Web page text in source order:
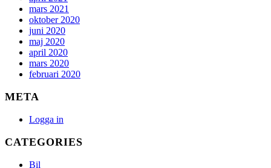
mars 2021
oktober 2020
juni 2020
maj 2020
april 2020
mars 2020
februari 2020
META
Logga in
CATEGORIES
Bil